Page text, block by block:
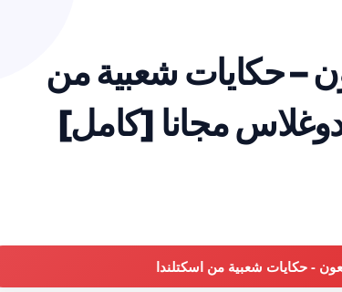
– حكايات شعبية من
- حكايات شعبية من اسكتلندا